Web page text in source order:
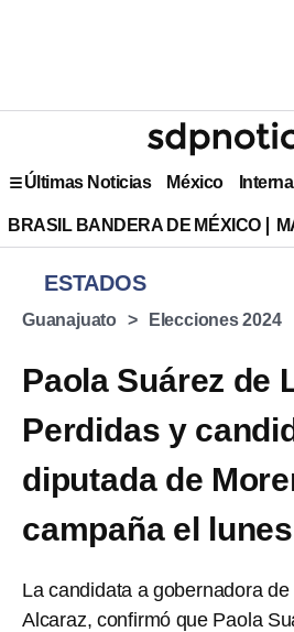
Últimas Noticias México
BRASIL BANDERA DE MÉXICO
ESTADOS
Guanajuato Elecciones 2024
Paola Suárez de
Perdidas y
diputada de
campaña el lunes
La candidata a gobernadora
Alcaraz, confirmó que Paola